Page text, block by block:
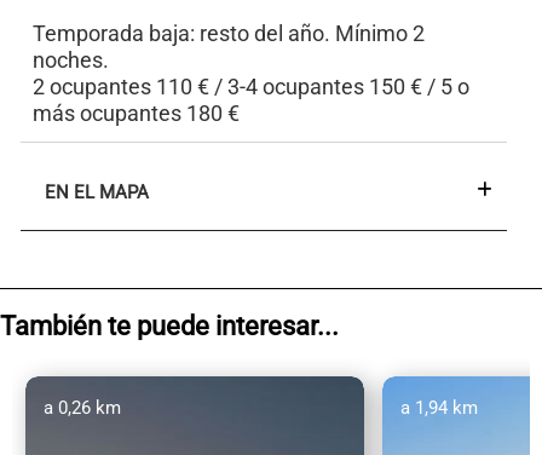
Temporada baja: resto del año. Mínimo 2
noches.
2 ocupantes 110 € / 3-4 ocupantes 150 € / 5 o
más ocupantes 180 €
EN EL MAPA
También te puede interesar...
a 0,26 km a 1,94 km